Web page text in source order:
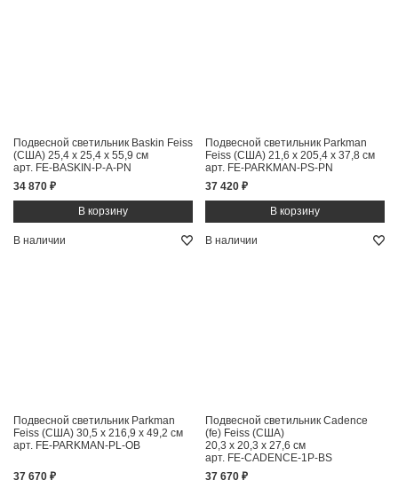
Подвесной светильник Baskin Feiss
(США) 25,4 x 25,4 x 55,9 см
арт. FE-BASKIN-P-A-PN
34 870 ₽
Подвесной светильник Parkman
Feiss (США) 21,6 x 205,4 x 37,8 см
арт. FE-PARKMAN-PS-PN
37 420 ₽
В наличии
Подвесной светильник Parkman
Feiss (США) 30,5 x 216,9 x 49,2 см
арт. FE-PARKMAN-PL-OB
37 670 ₽
В наличии
Подвесной светильник Cadence
(fe) Feiss (США)
20,3 x 20,3 x 27,6 см
арт. FE-CADENCE-1P-BS
37 670 ₽